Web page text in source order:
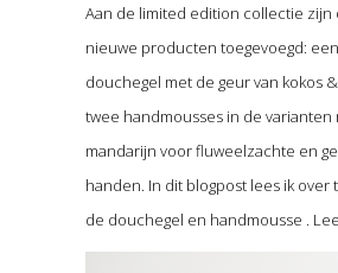
Aan de limited edition collectie zijn
nieuwe producten toegevoegd:
douchegel met de geur van kokos
twee handmousses in de varianten
mandarijn voor fluweelzachte en
handen. In dit blogpost lees ik
de douchegel en handmousse .